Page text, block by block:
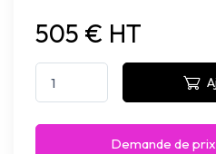
505 € HT
Demande de